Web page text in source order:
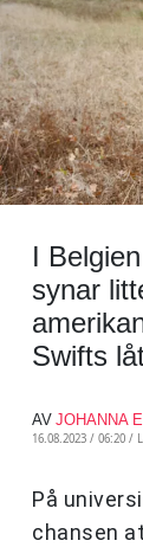
I
synar
Swifts
AV JOHANNA
16.08.2023 / 06:20 /
På
chansen